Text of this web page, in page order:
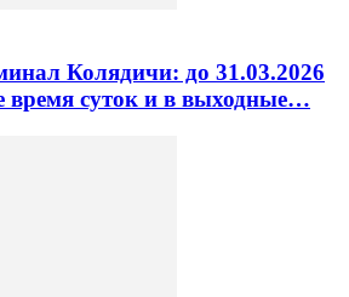
Колядичи: до 31.03.2026
время суток и в выходные…